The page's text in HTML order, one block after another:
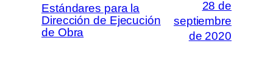
Estándares para la
Dirección de Ejecución
de Obra
28 de
septiembre
de 2020